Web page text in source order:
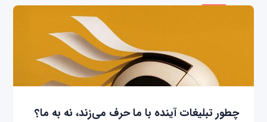
چطور تبلیغات آینده با ما حرف می‌زند، نه به ما؟